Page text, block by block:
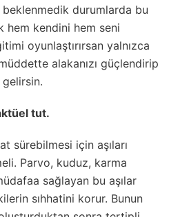
beklenmedik durumlarda bu
hem kendini hem seni
oyunlaştırırsan yalnızca
alakanızı güçlendirip
tut.
sürebilmesi için aşıları
Parvo, kuduz, karma
sağlayan bu aşılar
sıhhatini korur. Bunun